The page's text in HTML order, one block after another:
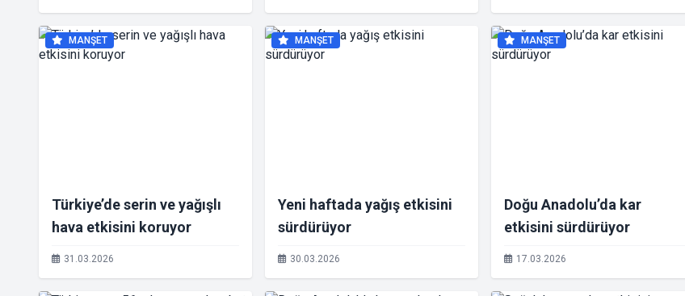
MANŞET
Türkiye’de serin ve yağışlı
hava etkisini koruyor
31.03.2026
MANŞET
Yeni haftada yağış etkisini
sürdürüyor
30.03.2026
MANŞET
Doğu Anadolu’da kar
etkisini sürdürüyor
17.03.2026